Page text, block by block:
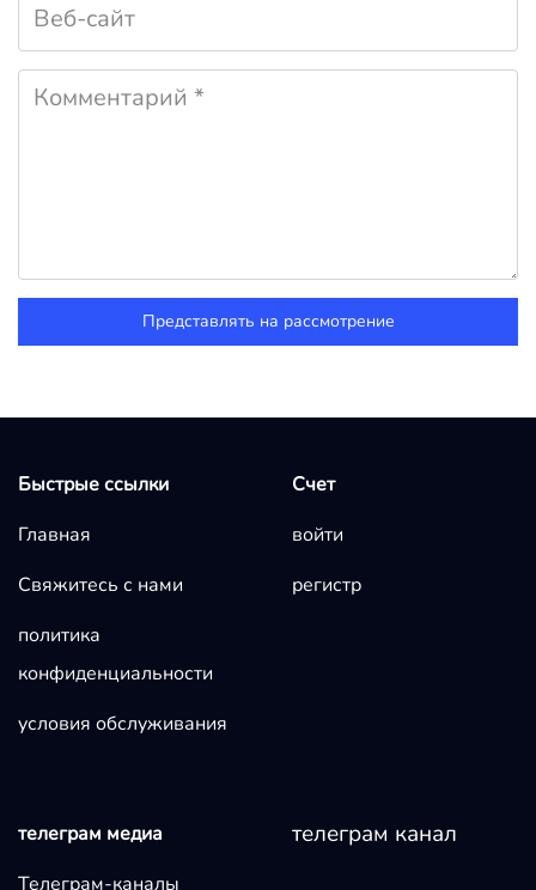
Представлять на рассмотрение
Быстрые ссылки
Главная
Свяжитесь с нами
политика
конфиденциальности
условия обслуживания
Счет
войти
регистр
телеграм медиа
Телеграм-каналы
телеграм канал